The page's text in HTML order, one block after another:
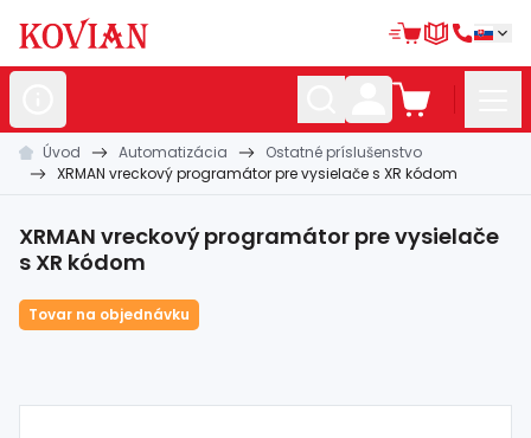
Nerezovépolotovary
Kovanépolotovary
Zábradlia amadlá
Úvod Automatizácia
Ostatné príslušenstvo
XRMAN vreckový programátor pre vysielače s XR kódom
XRMAN vreckový programátor pre vysielače
s XR kódom
Tovar na objednávku